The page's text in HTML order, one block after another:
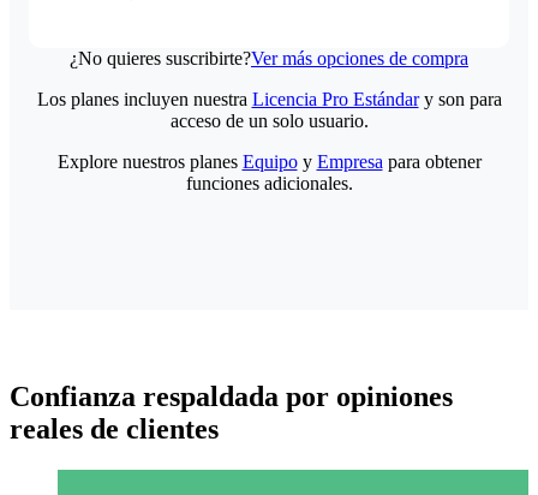
¿No quieres suscribirte?Ver más opciones de compra
Los planes incluyen nuestra Licencia Pro Estándary son para
acceso de un solo usuario.
Explore nuestros planes Equipoy Empresa para obtener
funciones adicionales.
Confianza respaldada por opiniones
reales de clientes